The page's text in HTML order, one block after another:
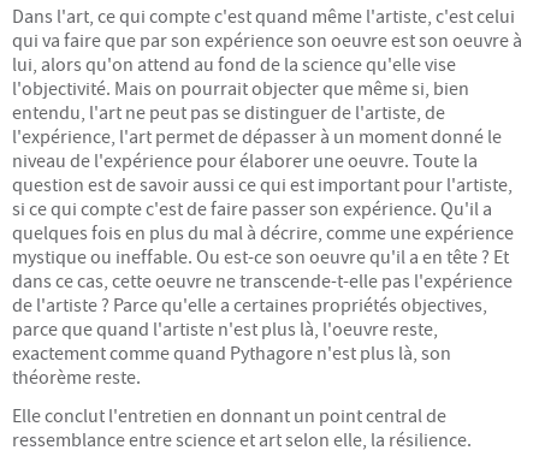
Dans l'art, ce qui compte c'est quand même l'artiste, c'est celui
qui va faire que par son expérience son oeuvre est son oeuvre à
lui, alors qu'on attend au fond de la science qu'elle vise
l'objectivité. Mais on pourrait objecter que même si, bien
entendu, l'art ne peut pas se distinguer de l'artiste, de
l'expérience, l'art permet de dépasser à un moment donné le
niveau de l'expérience pour élaborer une oeuvre. Toute la
question est de savoir aussi ce qui est important pour l'artiste,
si ce qui compte c'est de faire passer son expérience. Qu'il a
quelques fois en plus du mal à décrire, comme une expérience
mystique ou ineffable. Ou est-ce son oeuvre qu'il a en tête ? Et
dans ce cas, cette oeuvre ne transcende-t-elle pas l'expérience
de l'artiste ? Parce qu'elle a certaines propriétés objectives,
parce que quand l'artiste n'est plus là, l'oeuvre reste,
exactement comme quand Pythagore n'est plus là, son
théorème reste.
Elle conclut l'entretien en donnant un point central de
ressemblance entre science et art selon elle, la résilience.